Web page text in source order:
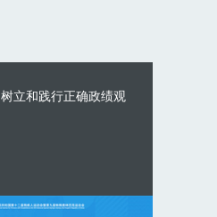
树立和践行正确政绩观